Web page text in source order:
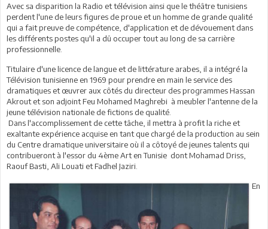
Avec sa disparition la Radio et télévision ainsi que le théâtre tunisiens
perdent l'une de leurs figures de proue et un homme de grande qualité
qui a fait preuve de compétence, d'application et de dévouement dans
les différents postes qu'il a dû occuper tout au long de sa carrière
professionnelle.
Titulaire d'une licence de langue et de littérature arabes, il a intégré la
Télévision tunisienne en 1969 pour prendre en main le service des
dramatiques et œuvrer aux côtés du directeur des programmes Hassan
Akrout et son adjoint Feu Mohamed Maghrebi à meubler l'antenne de la
jeune télévision nationale de fictions de qualité.
Dans l'accomplissement de cette tâche, il mettra à profit la riche et
exaltante expérience acquise en tant que chargé de la production au sein
du Centre dramatique universitaire où il a côtoyé de jeunes talents qui
contribueront à l'essor du 4ème Art en Tunisie dont Mohamad Driss,
Raouf Basti, Ali Louati et Fadhel Jaziri.
En